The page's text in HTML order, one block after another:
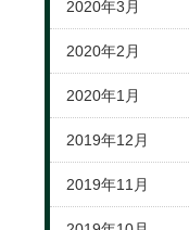
2020年3月
2020年2月
2020年1月
2019年12月
2019年11月